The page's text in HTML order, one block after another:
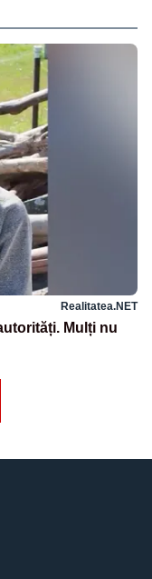
Realitatea.NET
Mulți nu